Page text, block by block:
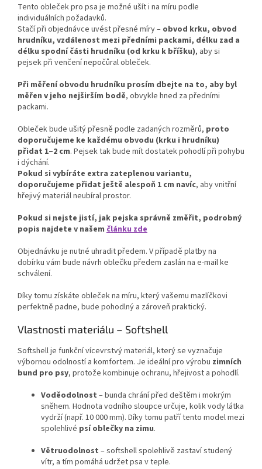
Tento obleček pro psa je možné ušít i na míru podle
individuálních požadavků.
Stačí při objednávce uvést přesné míry – obvod krku, obvod
hrudníku, vzdálenost mezi předními packami, délku zad a
délku spodní části hrudníku (od krku k bříšku), aby si
pejsek při venčení nepočůral obleček.
Při měření obvodu hrudníku prosím dbejte na to, aby byl
měřen v jeho nejširším bodě, obvykle hned za předními
packami.
Obleček bude ušitý přesně podle zadaných rozměrů, proto
doporučujeme ke každému obvodu (krku i hrudníku)
přidat 1–2 cm. Pejsek tak bude mít dostatek pohodlí při pohybu
i dýchání.
Pokud si vybíráte extra zateplenou variantu,
doporučujeme přidat ještě alespoň 1 cm navíc, aby vnitřní
hřejivý materiál neubíral prostor.
Pokud si nejste jistí, jak pejska správně změřit, podrobný
popis najdete v našem článku zde
Objednávku je nutné uhradit předem. V případě platby na
dobírku vám bude návrh oblečku předem zaslán na e-mail ke
schválení.
Díky tomu získáte obleček na míru, který vašemu mazlíčkovi
perfektně padne, bude pohodlný a zároveň praktický.
Vlastnosti materiálu – Softshell
Softshell je funkční vícevrstvý materiál, který se vyznačuje
výbornou odolností a komfortem. Je ideální pro výrobu zimních
bund pro psy, protože kombinuje ochranu, hřejivost a pohodlí.
Voděodolnost – bunda chrání před deštěm i mokrým
sněhem. Hodnota vodního sloupce určuje, kolik vody látka
vydrží (např. 10 000 mm). Díky tomu patří tento model mezi
spolehlivé psí oblečky na zimu.
Větruodolnost – softshell spolehlivě zastaví studený
vítr, a tím pomáhá udržet psa v teple.